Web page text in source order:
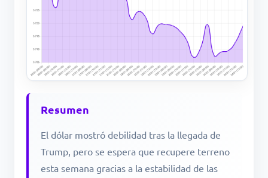
Resumen
El dólar mostró debilidad tras la llegada de
Trump, pero se espera que recupere terreno
esta semana gracias a la estabilidad de las